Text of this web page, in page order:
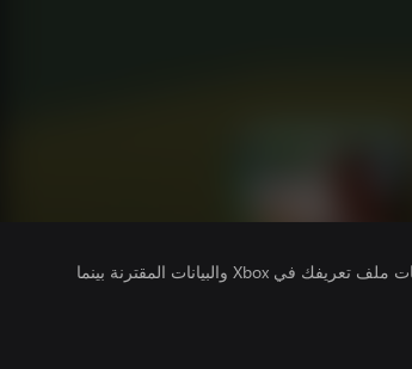
يتلقى ناشرو الألعاب التي تقوم بتشغيلها وصولاً إلى معلومات ملف تعريفك في Xbox والبيانات المقترنة بينما